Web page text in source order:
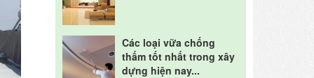
Các loại vữa chống
thấm tốt nhất trong xây
dựng hiện nay...